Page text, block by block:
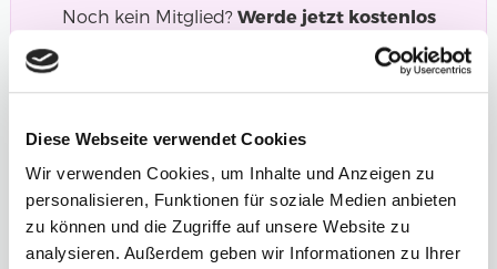
Diese Webseite verwendet Cookies
Wir verwenden Cookies, um Inhalte und Anzeigen zu
personalisieren, Funktionen für soziale Medien anbieten
zu können und die Zugriffe auf unsere Website zu
analysieren. Außerdem geben wir Informationen zu Ihrer
Noch kein Mitglied? Werde jetzt kostenlos
Mitglied und starte mit dem Punktesammeln!
Symfonie Rundstricknadeln in Regenbogenfarben aus
Länge Stärke
3,50 mm